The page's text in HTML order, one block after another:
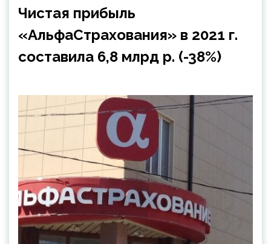
Чистая прибыль
«АльфаСтрахования» в 2021 г.
составила 6,8 млрд р. (-38%)